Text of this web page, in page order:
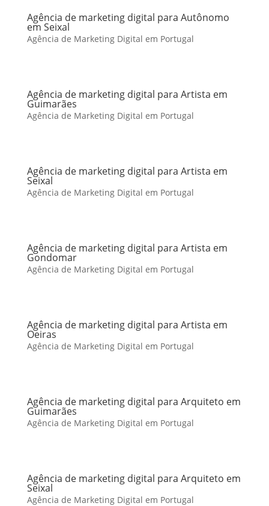
Agência de marketing digital para Autônomo
em Seixal
Agência de Marketing Digital em Portugal
Agência de marketing digital para Artista em
Guimarães
Agência de Marketing Digital em Portugal
Agência de marketing digital para Artista em
Seixal
Agência de Marketing Digital em Portugal
Agência de marketing digital para Artista em
Gondomar
Agência de Marketing Digital em Portugal
Agência de marketing digital para Artista em
Oeiras
Agência de Marketing Digital em Portugal
Agência de marketing digital para Arquiteto em
Guimarães
Agência de Marketing Digital em Portugal
Agência de marketing digital para Arquiteto em
Seixal
Agência de Marketing Digital em Portugal